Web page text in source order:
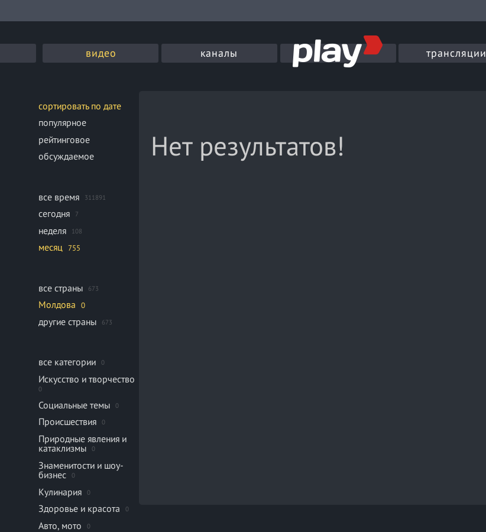
видео каналы трансляции
сортировать по дате
популярное
рейтинговое
обсуждаемое
все время 311891
сегодня 7
неделя 108
месяц 755
все страны 673
Молдова 0
другие страны 673
все категории 0
Искусство и творчество
0
Социальные темы 0
Происшествия 0
Природные явления и
катаклизмы
0
Знаменитости и шоу-
бизнес
0
Кулинария 0
Здоровье и красота 0
Авто, мото 0
Нет результатов!